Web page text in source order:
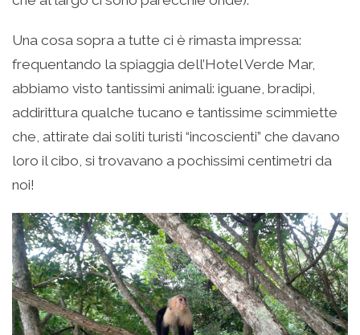
Una cosa sopra a tutte ci è rimasta impressa:
frequentando la spiaggia dell’Hotel Verde Mar,
abbiamo visto tantissimi animali: iguane, bradipi,
addirittura qualche tucano e tantissime scimmiette
che, attirate dai soliti turisti “incoscienti” che davano
loro il cibo, si trovavano a pochissimi centimetri da
noi!